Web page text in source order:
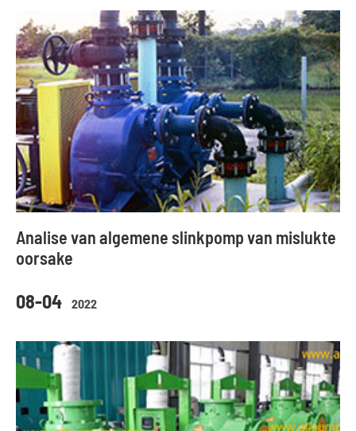
08-04 2022
Analise van algemene slinkpomp van mislukte
oorsake